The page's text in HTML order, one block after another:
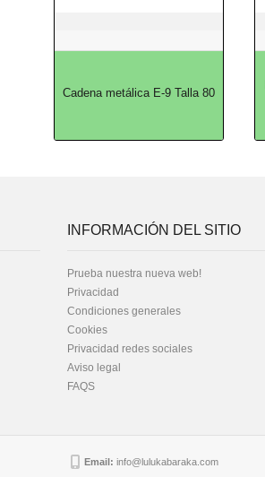
Cadena metálica E-9 Talla 80
INFORMACIÓN DEL SITIO
Prueba nuestra nueva web!
Privacidad
Condiciones generales
Cookies
Privacidad redes sociales
Aviso legal
FAQS
Email: info@lulukabaraka.com